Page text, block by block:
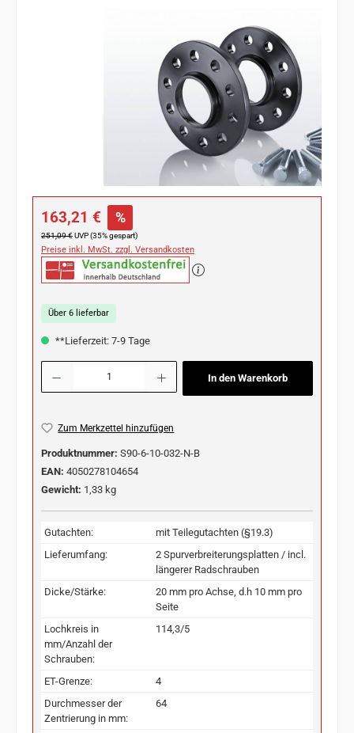
Verkaufspreis:
163,21 € %
Regulärer Preis:
251,09 €UVP (35% gespart)
Preise inkl. MwSt. zzgl. Versandkosten
Über 6 lieferbar
**Lieferzeit: 7-9 Tage
Produkt Anzahl: Gib den gewünschten Wert ein oder benutze die Schaltflächen
In den Warenkorb
Zum Merkzettel hinzufügen
Produktnummer: S90-6-10-032-N-B
EAN: 4050278104654
Gewicht: 1,33 kg
Gutachten:
mit Teilegutachten (§19.3)
Lieferumfang:
2 Spurverbreiterungsplatten / incl.
längerer Radschrauben
Dicke/Stärke:
20 mm pro Achse, d.h 10 mm pro
Seite
Lochkreis in
mm/Anzahl der
Schrauben:
114,3/5
ET-Grenze:
4
Durchmesser der
Zentrierung in mm:
64